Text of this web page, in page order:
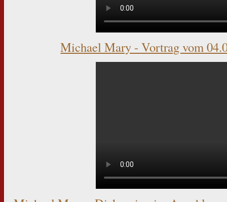
Michael Mary - Vortrag vom